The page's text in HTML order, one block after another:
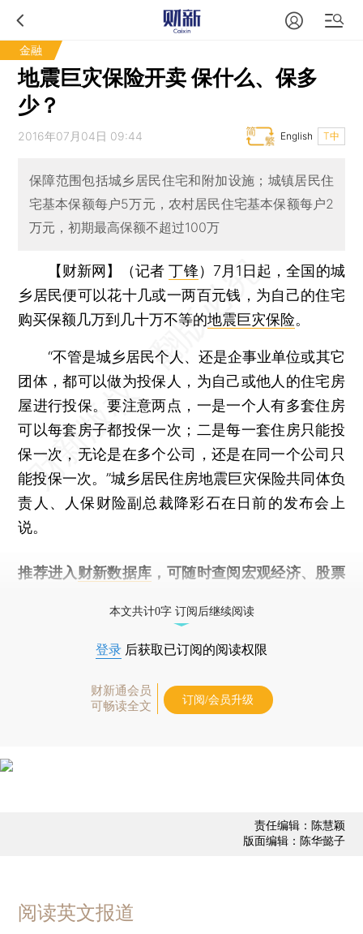
金融
地震巨灾保险开卖 保什么、保多
少？
2016年07月04日 09:44 T中
English
保障范围包括城乡居民住宅和附加设施；城镇居民住
宅基本保额每户5万元，农村居民住宅基本保额每户2
万元，初期最高保额不超过100万
【财新网】（记者丁锋） 7月1日起，全国的城
乡居民便可以花十几或一两百元钱，为自己的住宅
购买保额几万到几十万不等的地震巨灾保险。
“不管是城乡居民个人、还是企事业单位或其它
团体，都可以做为投保人，为自己或他人的住宅房
屋进行投保。要注意两点，一是一个人有多套住房
可以每套房子都投保一次；二是每一套住房只能投
保一次，无论是在多个公司，还是在同一个公司只
能投保一次。”城乡居民住房地震巨灾保险共同体负
责人、人保财险副总裁降彩石在日前的发布会上
说。
推荐进入 财新数据库 ，可随时查阅宏观经济、股票
本文共计0字 订阅后继续阅读
登录 后获取已订阅的阅读权限
财新通会员
可畅读全文
订阅/会员升级
责任编辑：陈慧颖
版面编辑：陈华懿子
阅读英文报道